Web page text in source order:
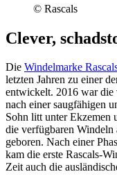
© Rascals
Clever,
Die Windelmarke
letzten Jahren zu einer
entwickelt. 2016 war die
nach einer saugfähigen
Sohn litt unter Ekzemen
die verfügbaren
geboren. Nach einer
kam die erste Rascals-
Zeit auch die